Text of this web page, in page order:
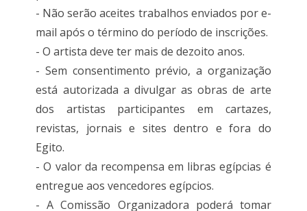
- Não serão aceites trabalhos enviados por e-
mail após o término do período de inscrições.
- O artista deve ter mais de dezoito anos.
- Sem consentimento prévio, a organização
está autorizada a divulgar as obras de arte
dos artistas participantes em cartazes,
revistas, jornais e sites dentro e fora do
Egito.
- O valor da recompensa em libras egípcias é
entregue aos vencedores egípcios.
- A Comissão Organizadora poderá tomar